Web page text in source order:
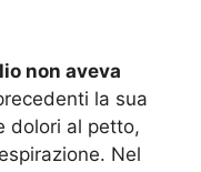
non aveva
la sua
dolori al petto,
Nel